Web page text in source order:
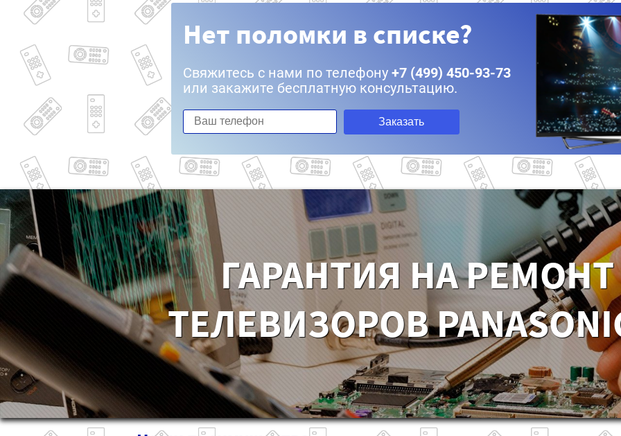
Нет поломки в списке?
Свяжитесь с нами по телефону +7 (499) 450-93-73
или закажите бесплатную консультацию.
Заказать
ГАРАНТИЯ НА РЕМОНТ
ТЕЛЕВИЗОРОВ